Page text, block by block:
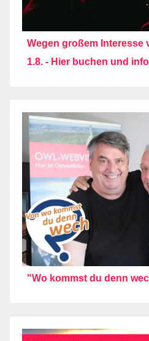
Wegen großem Interesse
1.8. - Hier buchen und
"Wo kommst du denn